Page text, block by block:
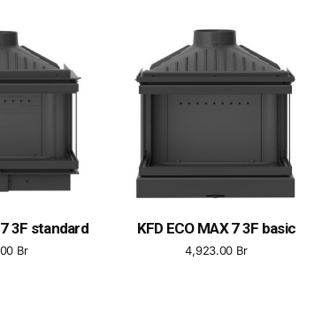
3F standard
Br
KFD ECO MAX 7 3F basic
4,923.00 Br